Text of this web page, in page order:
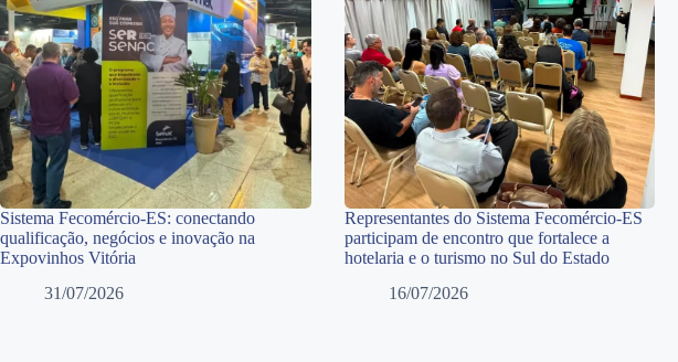
Sistema Fecomércio-ES: conectando
qualificação, negócios e inovação na
Expovinhos Vitória
31/07/2026
Representantes do Sistema Fecomércio-ES
participam de encontro que fortalece a
hotelaria e o turismo no Sul do Estado
16/07/2026